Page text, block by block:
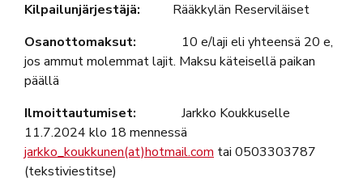
Kilpailunjärjestäjä: Rääkkylän Reserviläiset
Osanottomaksut: 10 e/laji eli yhteensä 20 e,
jos ammut molemmat lajit. Maksu käteisellä paikan
päällä
Ilmoittautumiset: Jarkko Koukkuselle
11.7.2024 klo 18 mennessä
jarkko_koukkunen(at)hotmail.com tai 0503303787
(tekstiviestitse)